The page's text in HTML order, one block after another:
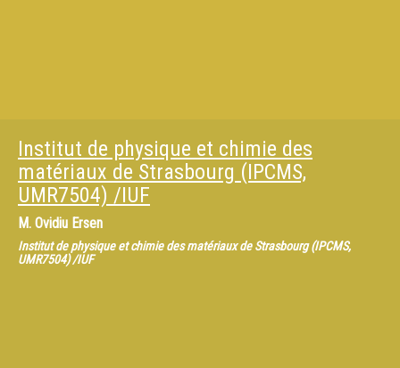
Institut de physique et chimie des
matériaux de Strasbourg (IPCMS,
UMR7504) /IUF
M. Ovidiu Ersen
Institut de physique et chimie des matériaux de Strasbourg (IPCMS,
UMR7504) /IUF